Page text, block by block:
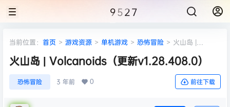
9527
当前位置： 首页 > 游戏资源 > 单机游戏 > 恐怖冒险 > 火山岛 |
火山岛 | Volcanoids（更新v1.28.408.0）
恐怖冒险 3 年前 0 前往下载